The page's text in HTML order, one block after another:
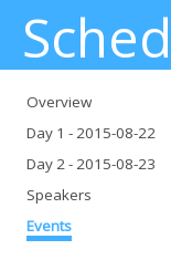
Overview
Day 1 - 2015-08-22
Day 2- 2015-08-23
Speakers
Events